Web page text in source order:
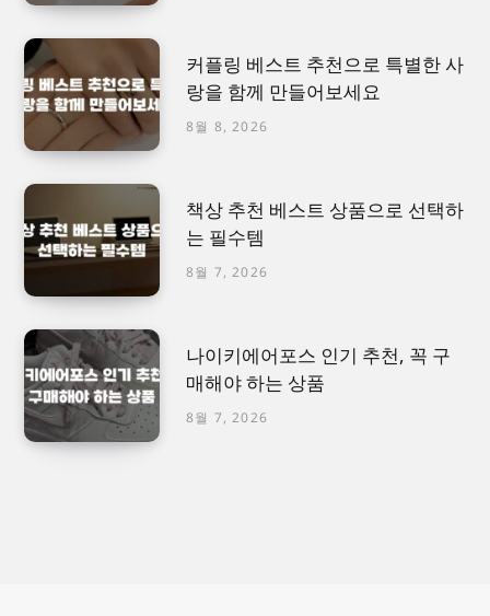
커플링 베스트 추천으로 특별한 사
랑을 함께 만들어보세요
8월 8, 2026
책상 추천 베스트 상품으로 선택하
는 필수템
8월 7, 2026
나이키에어포스 인기 추천, 꼭 구
매해야 하는 상품
8월 7, 2026